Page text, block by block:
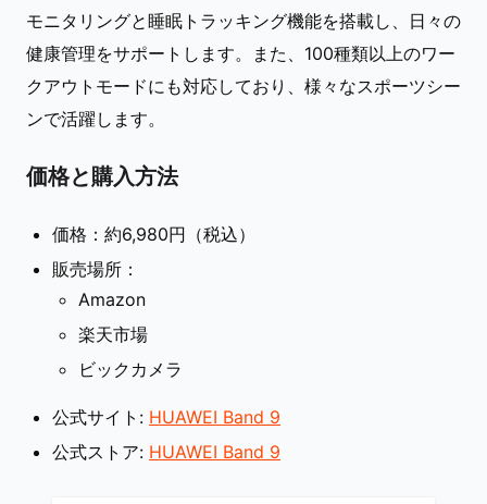
モニタリングと睡眠トラッキング機能を搭載し、日々の
健康管理をサポートします。また、100種類以上のワー
クアウトモードにも対応しており、様々なスポーツシー
ンで活躍します。
価格と購入方法
価格：約6,980円（税込）
販売場所：
Amazon
楽天市場
ビックカメラ
公式サイト: HUAWEI Band 9
公式ストア: HUAWEI Band 9